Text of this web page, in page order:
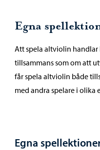
Egna
Att spela altviolin handlar
tillsammans som om att
får spela altviolin både
med andra spelare i olika
Egna